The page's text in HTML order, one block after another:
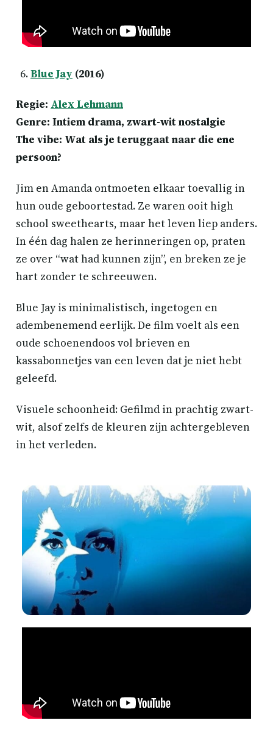
Blue Jay (2016)
Regie: Alex Lehmann
Genre: Intiem drama, zwart-wit nostalgie
The vibe: Wat als je teruggaat naar die ene
persoon?
Jim en Amanda ontmoeten elkaar toevallig in
hun oude geboortestad. Ze waren ooit high
school sweethearts, maar het leven liep anders.
In één dag halen ze herinneringen op, praten
ze over “wat had kunnen zijn”, en breken ze je
hart zonder te schreeuwen.
Blue Jay is minimalistisch, ingetogen en
adembenemend eerlijk. De film voelt als een
oude schoenendoos vol brieven en
kassabonnetjes van een leven dat je niet hebt
geleefd.
Visuele schoonheid: Gefilmd in prachtig zwart-
wit, alsof zelfs de kleuren zijn achtergebleven
in het verleden.